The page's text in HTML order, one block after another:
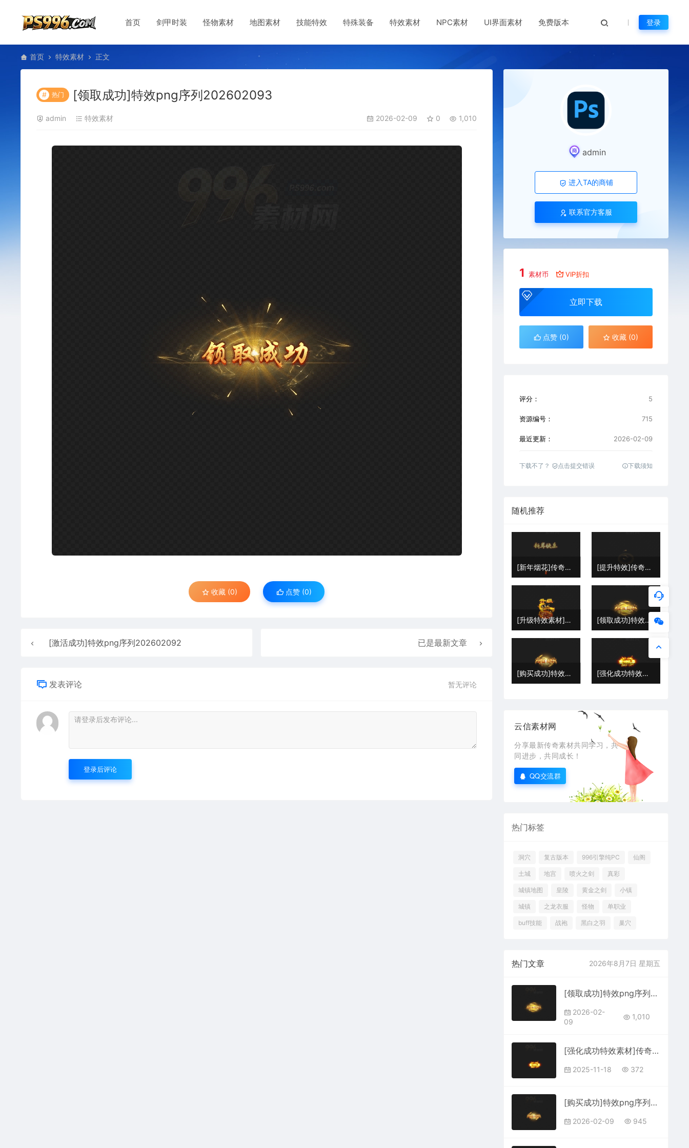
首页 剑甲时装 怪物素材 地图素材 技能特效 特殊装备 特效素材 NPC素材 UI界面素材 免费版本 登录
首页 特效素材 正文
# 热门 [领取成功]特效png序列202602093
admin 特效素材 2026-02-09 0 1,010
收藏 (0) 点赞 (0)
[激活成功]特效png序列202602092 已是最新文章
发表评论 暂无评论
登录后评论
admin
进入TA的商铺
联系官方客服
1 素材币 VIP折扣
立即下载
点赞 (0) 收藏 (0)
评分： 5
资源编号： 715
最近更新： 2026-02-09
下载不了？ 点击提交错误 下载须知
随机推荐
[新年烟花]传奇特效序列素材202511191 [提升特效]传奇特效序列素材202511193
[升级特效素材]传奇特效序列素材2025111811 [领取成功]特效png序列202602093
[购买成功]特效png序列202602091 [强化成功特效素材]传奇特效序列素材2025111812
云信素材网
分享最新传奇素材共同学习，共
同进步，共同成长！
QQ交流群
热门标签
洞穴 复古版本 996引擎纯PC 仙阁
土城 地宫 喷火之剑 真彩
城镇地图 皇陵 黄金之剑 小镇
城镇 之龙衣服 怪物 单职业
buff技能 战袍 黑白之羽 巢穴
热门文章 2026年8月7日 星期五
[领取成功]特效png序列202602093
2026-02-
09
1,010
[强化成功特效素材]传奇特效序列素材2025111812
2025-11-18 372
[购买成功]特效png序列202602091
2026-02-09 945